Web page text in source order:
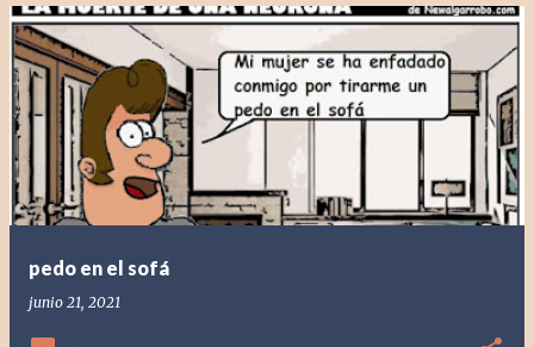
pedo en el sofá
junio 21, 2021